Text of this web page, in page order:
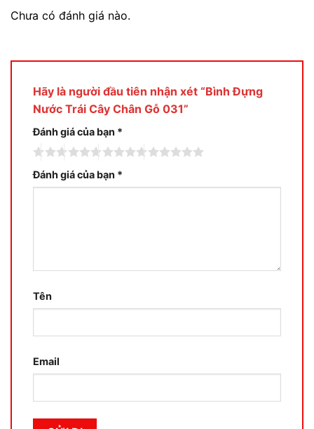
Chưa có đánh giá nào.
Hãy là người đầu tiên nhận xét “Bình Đựng
Nước Trái Cây Chân Gỗ 031”
Đánh giá của bạn *
Đánh giá của bạn *
Tên
Email